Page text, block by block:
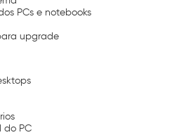
PCs e notebooks
upgrade
do PC